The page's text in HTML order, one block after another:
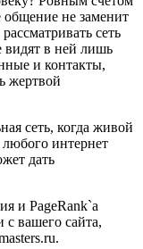
не заменит
сеть
видят в ней лишь
и контакты,
жертвой
сеть, когда живой
любого интернет
дать
и PageRank`a
вашего сайта,